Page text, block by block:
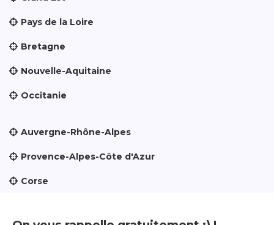
Pays de la Loire
Bretagne
Nouvelle-Aquitaine
Occitanie
Auvergne-Rhône-Alpes
Provence-Alpes-Côte d'Azur
Corse